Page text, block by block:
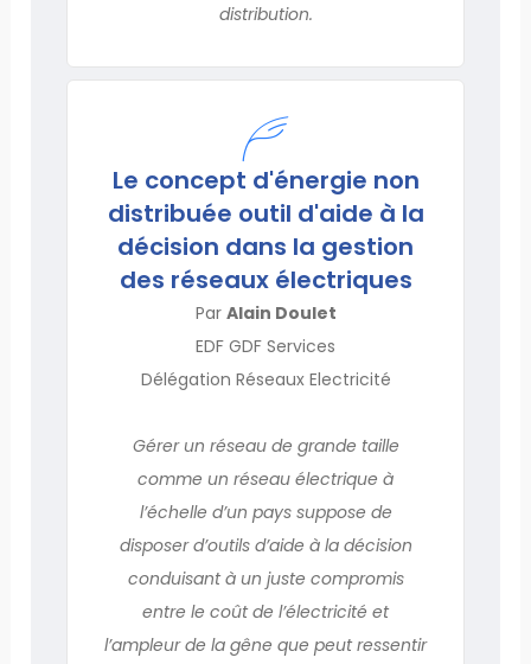
distribution.
Le concept d'énergie non
distribuée outil d'aide à la
décision dans la gestion
des réseaux électriques
Par Alain Doulet
EDF GDF Services
Délégation Réseaux Electricité
Gérer un réseau de grande taille
comme un réseau électrique à
l’échelle d’un pays suppose de
disposer d’outils d’aide à la décision
conduisant à un juste compromis
entre le coût de l’électricité et
l’ampleur de la gêne que peut ressentir